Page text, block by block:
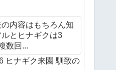
内容はもちろん知
とヒナギクは3
数回...
ヒナギク来園 馴致の